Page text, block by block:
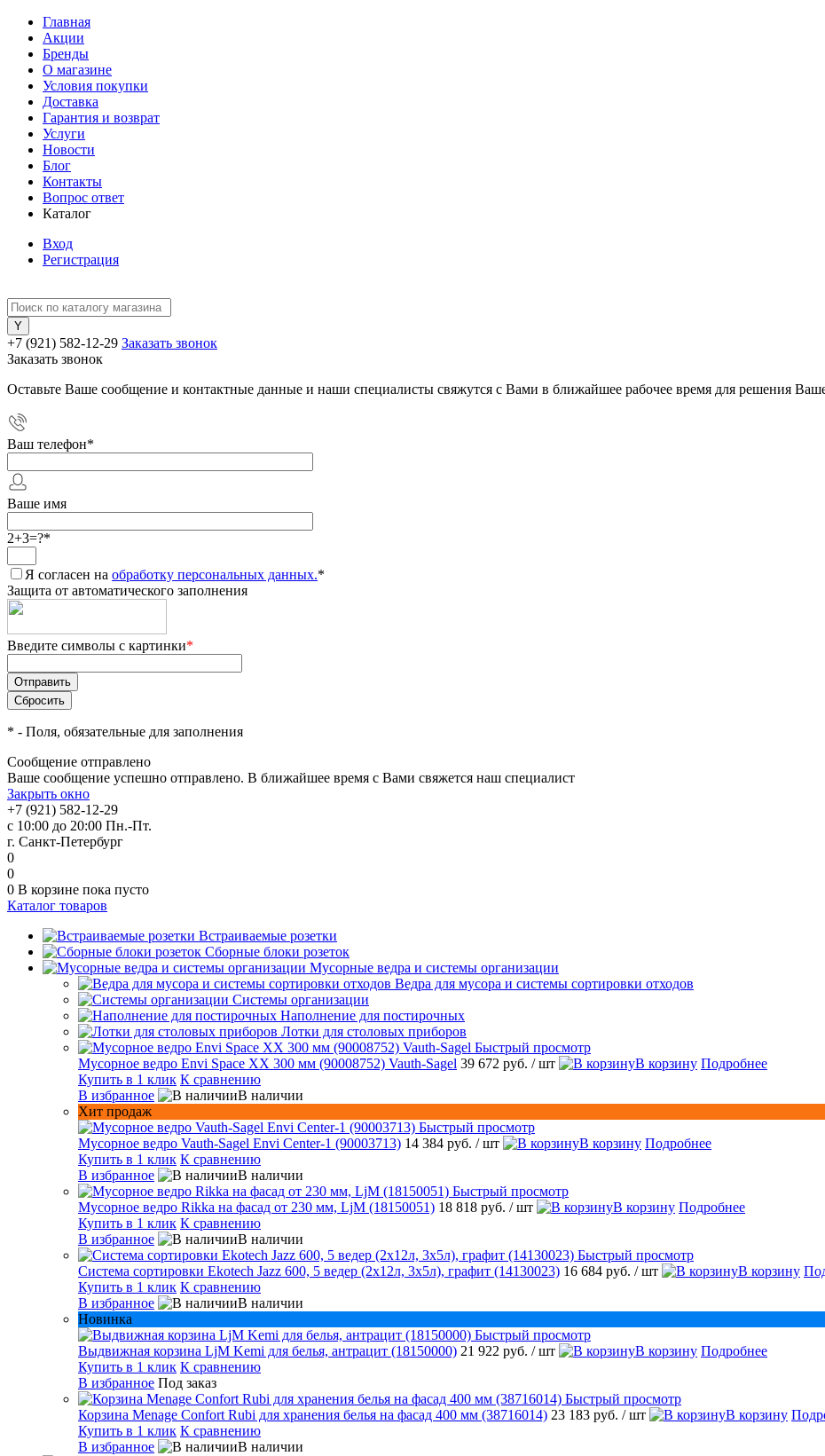
Главная
Акции
Бренды
О магазине
Условия покупки
Доставка
Гарантия и возврат
Услуги
Новости
Блог
Контакты
Вопрос ответ
Каталог
Вход
Регистрация
+7 (921) 582-12-29 Заказать звонок
Заказать звонок
Оставьте Ваше сообщение и контактные данные и наши специалисты свяжутся с Вами в ближайшее рабочее время для решения
Ваш телефон*
Ваше имя
2+3=?*
Я согласен на обработку персональных данных.*
Защита от автоматического заполнения
Введите символы с картинки*
* - Поля, обязательные для заполнения
Сообщение отправлено
Ваше сообщение успешно отправлено. В ближайшее время с Вами свяжется наш специалист
Закрыть окно
+7 (921) 582-12-29
с 10:00 до 20:00 Пн.-Пт.
г. Санкт-Петербург
0
0
0 В корзине пока пусто
Каталог товаров
Встраиваемые розетки
Сборные блоки розеток
Мусорные ведра и системы организации
Ведра для мусора и системы сортировки отходов
Системы организации
Наполнение для постирочных
Лотки для столовых приборов
Быстрый просмотр
Мусорное ведро Envi Space XX 300 мм (90008752) Vauth-Sagel 39 672 руб. / шт В корзину Подробнее
Купить в 1 клик К сравнению
В избранное
В наличии
Хит продаж
Быстрый просмотр
Мусорное ведро Vauth-Sagel Envi Center-1 (90003713) 14 384 руб. / шт В корзину Подробнее
Купить в 1 клик К сравнению
В избранное
В наличии
Быстрый просмотр
Мусорное ведро Rikka на фасад от 230 мм, LjM (18150051) 18 818 руб. / шт В корзину Подробнее
Купить в 1 клик К сравнению
В избранное
В наличии
Быстрый просмотр
Система сортировки Ekotech Jazz 600, 5 ведер (2х12л, 3х5л), графит (14130023) 16 684 руб. / шт В корзину
Купить в 1 клик К сравнению
В избранное
В наличии
Новинка
Быстрый просмотр
Выдвижная корзина LjM Kemi для белья, антрацит (18150000) 21 922 руб. / шт В корзину Подробнее
Купить в 1 клик К сравнению
В избранное Под заказ
Быстрый просмотр
Корзина Menage Confort Rubi для хранения белья на фасад 400 мм (38716014) 23 183 руб. / шт В корзину
Купить в 1 клик К сравнению
В избранное
В наличии